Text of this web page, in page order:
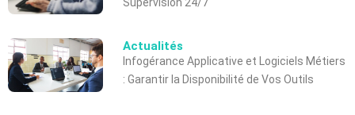
Actualités
Infogérance Applicative et Logiciels Métiers
: Garantir la Disponibilité de Vos Outils